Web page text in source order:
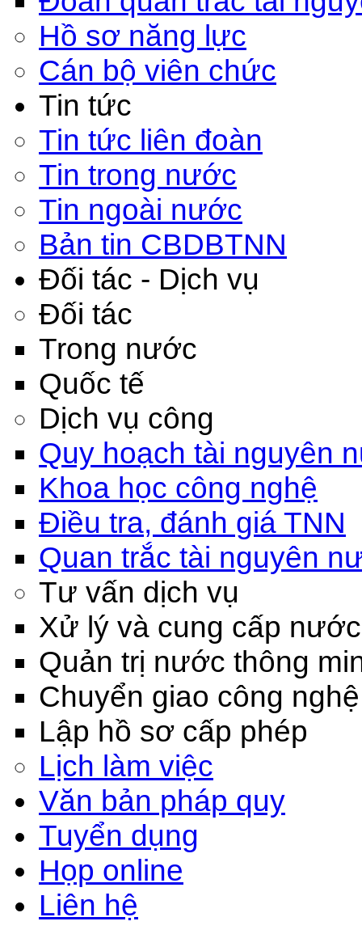
Hồ sơ năng lực
Cán bộ viên chức
Tin tức
Tin tức liên đoàn
Tin trong nước
Tin ngoài nước
Bản tin CBDBTNN
Đối tác - Dịch vụ
Đối tác
Trong nước
Quốc tế
Dịch vụ công
Quy hoạch tài nguyên
Khoa học công nghệ
Điều tra, đánh giá TNN
Quan trắc tài nguyên
Tư vấn dịch vụ
Xử lý và cung cấp nước
Quản trị nước thông
Chuyển giao công nghệ
Lập hồ sơ cấp phép
Lịch làm việc
Văn bản pháp quy
Tuyển dụng
Họp online
Liên hệ